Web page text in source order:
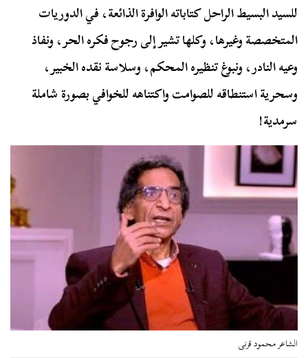
للسيد البسيط الراحل كتاباته الوافرة الذائعة، في الدوريات
المتخصصة وغيرها، وكلها تشير إلى رجوح فكره الحر، ونفاذ
وعيه النادر، ونبوغ تنظيره المحكم، وسلاسة نقده الخبير،
وسحرية استنطاقه للصوامت واكتناهه للخوافي بصورة شاملة
سرمدية!
الشاعر محمود قرنى